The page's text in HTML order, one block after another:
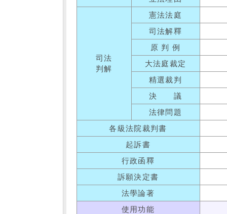
司法
判解
憲法法庭
司法解釋
原 判 例
大法庭裁定
精選裁判
決 議
法律問題
各級法院裁判書
起訴書
行政函釋
訴願決定書
法學論著
使用功能